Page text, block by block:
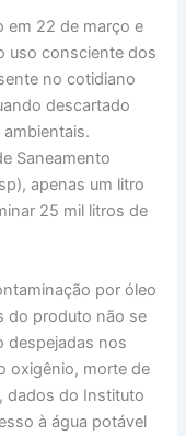
em 22 de março e
uso consciente dos
no cotidiano
descartado
Saneamento
apenas um litro
25 mil litros de
por óleo
do produto não se
despejadas nos
oxigênio, morte de
dados do Instituto
à água potável